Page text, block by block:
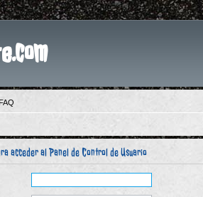
acceder al Panel de Control de Usuario